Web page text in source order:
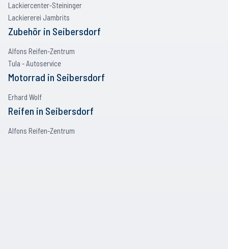
Lackiercenter-Steininger
Lackiererei Jambrits
Zubehör in Seibersdorf
Alfons Reifen-Zentrum
Tula - Autoservice
Motorrad in Seibersdorf
Erhard Wolf
Reifen in Seibersdorf
Alfons Reifen-Zentrum